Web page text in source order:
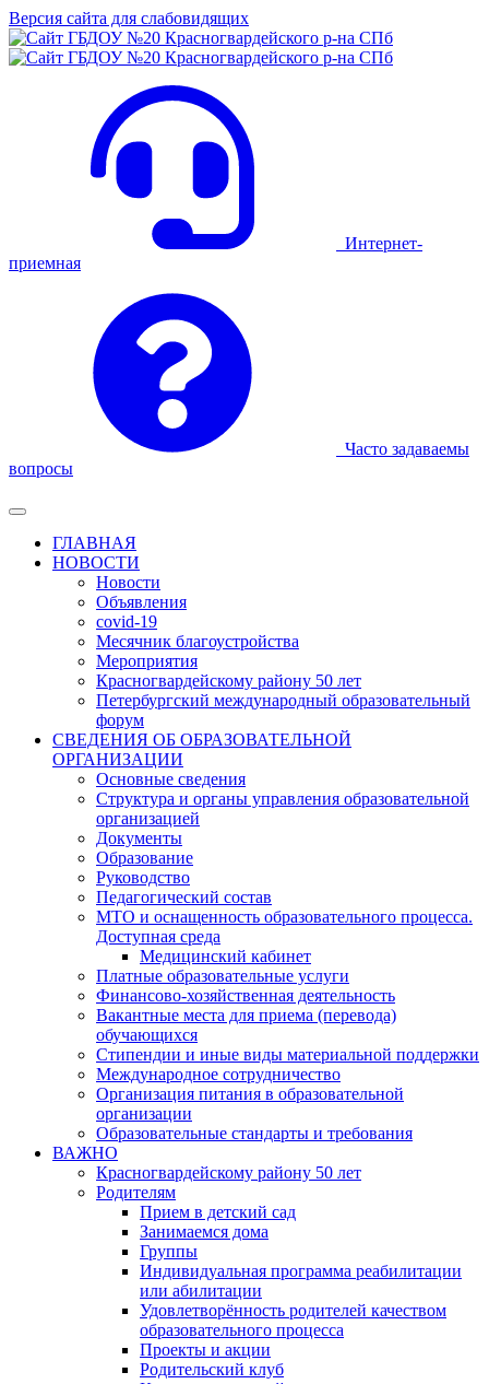
Версия сайта для слабовидящих
Интернет-
приемная
Часто задаваемы
вопросы
ГЛАВНАЯ
НОВОСТИ
Новости
Объявления
covid-19
Месячник благоустройства
Мероприятия
Красногвардейскому району 50 лет
Петербургский международный образовательный
форум
СВЕДЕНИЯ ОБ ОБРАЗОВАТЕЛЬНОЙ
ОРГАНИЗАЦИИ
Основные сведения
Структура и органы управления образовательной
организацией
Документы
Образование
Руководство
Педагогический состав
МТО и оснащенность образовательного процесса.
Доступная среда
Медицинский кабинет
Платные образовательные услуги
Финансово-хозяйственная деятельность
Вакантные места для приема (перевода)
обучающихся
Стипендии и иные виды материальной поддержки
Международное сотрудничество
Организация питания в образовательной
организации
Образовательные стандарты и требования
ВАЖНО
Красногвардейскому району 50 лет
Родителям
Прием в детский сад
Занимаемся дома
Группы
Индивидуальная программа реабилитации
или абилитации
Удовлетворённость родителей качеством
образовательного процесса
Проекты и акции
Родительский клуб